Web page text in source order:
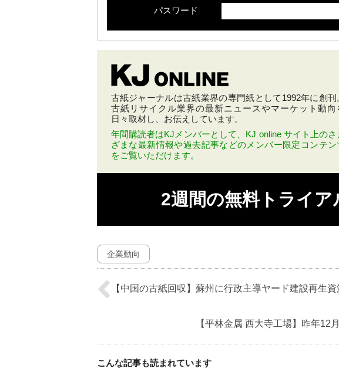
パスワード
古紙ジャーナルは古紙業界の専門紙として1992年に創刊。
古紙リサイクル業界の最新ニュースやマーケット動向
日々取材し、お伝えしています。
年間購読者はKJメンバーとして、KJ online サイト上のさ
ざまな最新情報や過去記事などのメンバー限定コンテン
をご覧いただけます。
2週間の無料トライ
企業動向
【中国の古紙回収】蘇州に行政主導ヤード建設再生
【平林金属 西大寺工場】昨年12
こんな記事も読まれています